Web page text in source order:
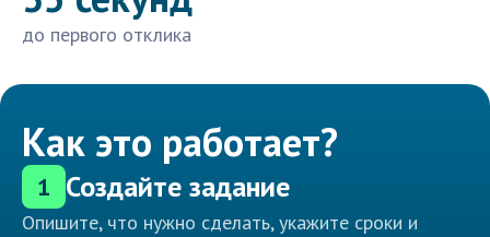
до первого отклика
Как это работает?
1 Создайте задание
Опишите, что нужно сделать, укажите сроки и